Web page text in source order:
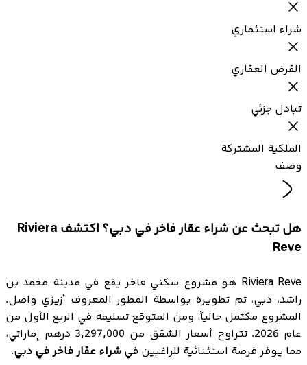
شراء استثماري
القرض العقاري
تبادل جزئي
الملكية المشتركة
وصف
هل تبحث عن شراء عقار فاخر في دبي؟ اكتشف Riviera
Reve
Riviera Reve هو مشروع سكني فاخر يقع في مدينة محمد بن
راشد، دبي، تم تطويره بواسطة المطور المعروف أزيزي واصل.
المشروع مكتمل حالياً، ومن المتوقع تسليمه في الربع الأول من
عام 2026. تتراوح أسعار الشقق من 3,297,000 درهم إماراتي،
مما يوفر فرصة استثنائية للراغبين في شراء عقار فاخر في دبي.